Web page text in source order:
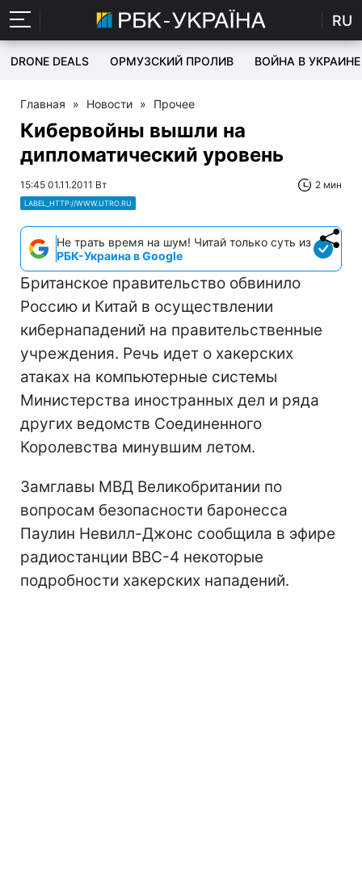
RU
DRONE DEALS ОРМУЗСКИЙ ПРОЛИВ ВОЙНА В УКРАИНЕ
Главная » Новости » Прочее
Кибервойны вышли на
дипломатический уровень
15:45 01.11.2011 Вт 2 мин
LABEL_HTTP://WWW.UTRO.RU
Не трать время на шум! Читай только суть из
РБК-Украина в Google
Британское правительство обвинило
Россию и Китай в осуществлении
кибернападений на правительственные
учреждения. Речь идет о хакерских
атаках на компьютерные системы
Министерства иностранных дел и ряда
других ведомств Соединенного
Королевства минувшим летом.
Замглавы МВД Великобритании по
вопросам безопасности баронесса
Паулин Невилл-Джонс сообщила в эфире
радиостанции BBC-4 некоторые
подробности хакерских нападений.